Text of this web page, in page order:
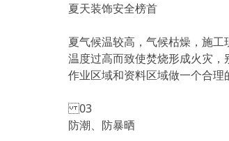
夏天装饰安全榜首
夏气候温较高，气候枯燥，施工
温度过高而致使焚烧形成火灾
作业区域和资料区域做一个合理
03
防潮、防暴晒